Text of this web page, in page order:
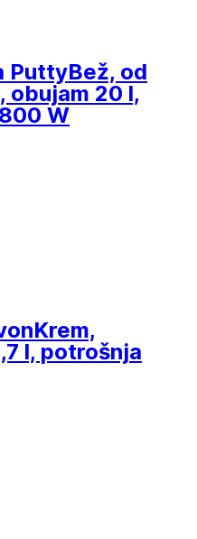
PuttyBež, od
obujam 20 l,
W
Krem,
l, potrošnja